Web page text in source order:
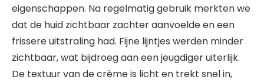
eigenschappen. Na regelmatig gebruik merkten we
dat de huid zichtbaar zachter aanvoelde en een
frissere uitstraling had. Fijne lijntjes werden minder
zichtbaar, wat bijdroeg aan een jeugdiger uiterlijk.
De textuur van de crème is licht en trekt snel in,